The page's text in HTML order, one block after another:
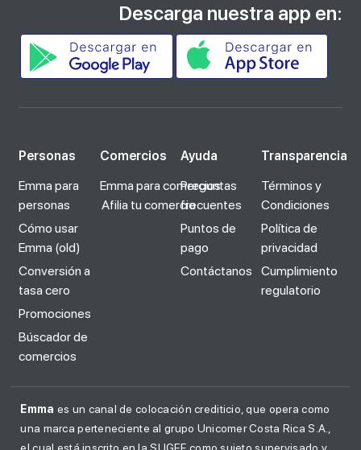
Descarga nuestra app en:
Personas
Emma para
personas
Cómo usar
Emma (old)
Conversión a
tasa cero
Promociones
Búscador de
comercios
Comercios
Emma para comercios
Afilia tu comercio
Ayuda
Preguntas
frecuentes
Puntos de
pago
Contáctanos
Transparencia
Términos y
Condiciones
Política de
privacidad
Cumplimiento
regulatorio
Emma es un canal de colocación crediticio, que opera como
una marca perteneciente al grupo Unicomer Costa Rica S.A.,